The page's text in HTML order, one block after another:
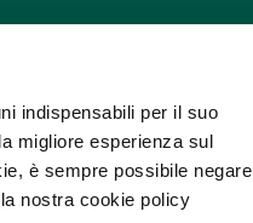
indispensabili per il suo
migliore esperienza sul
è sempre possibile negare
nostra cookie policy